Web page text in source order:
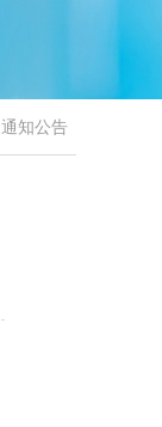
通知公告